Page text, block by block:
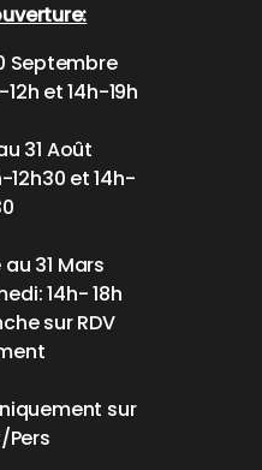
Septembre
et 14h-19h
31 Août
12h30 et 14h-
31 Mars
14h- 18h
sur RDV
sur
Pers